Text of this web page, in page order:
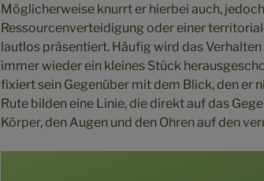
Möglicherweise knurrt er hierbei auch,
Ressourcenverteidigung oder einer
lautlos präsentiert. Häufig wird das
immer wieder ein kleines Stück
fixiert sein Gegenüber mit dem Blick, den er
Rute bilden eine Linie, die direkt auf das
Körper, den Augen und den Ohren auf den